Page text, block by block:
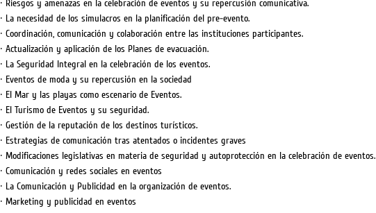
· Riesgos y amenazas en la celebración de eventos y su repercusión comunicativa.
· La necesidad de los simulacros en la planificación del pre-evento.
· Coordinación, comunicación y colaboración entre las instituciones participantes.
· Actualización y aplicación de los Planes de evacuación.
· La Seguridad Integral en la celebración de los eventos.
· Eventos de moda y su repercusión en la sociedad
· El Mar y las playas como escenario de Eventos.
· El Turismo de Eventos y su seguridad.
· Gestión de la reputación de los destinos turísticos.
· Estrategias de comunicación tras atentados o incidentes graves
· Modificaciones legislativas en materia de seguridad y autoprotección en la celebración de eventos.
· Comunicación y redes sociales en eventos
· La Comunicación y Publicidad en la organización de eventos.
· Marketing y publicidad en eventos